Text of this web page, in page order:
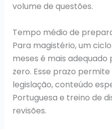
volume de questões.
Tempo médio de
Para magistério, um
meses é mais
zero. Esse prazo
legislação, conteúdo
Portuguesa e treino de
revisões.